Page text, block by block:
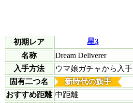
初期レア
星3
名称
Dream Deliverer
入手方法
ウマ娘ガチャから入手
固有二つ名
新時代の旗手
おすすめ距離 中距離